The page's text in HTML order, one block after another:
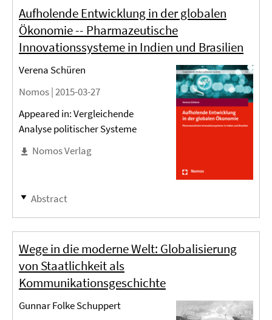
Aufholende Entwicklung in der globalen
Ökonomie -- Pharmazeutische
Innovationssysteme in Indien und Brasilien
Verena Schüren
Nomos |2015-03-27
Appeared in: Vergleichende
Analyse politischer Systeme
Nomos Verlag
Abstract
Wege in die moderne Welt: Globalisierung
von Staatlichkeit als
Kommunikationsgeschichte
Gunnar Folke Schuppert